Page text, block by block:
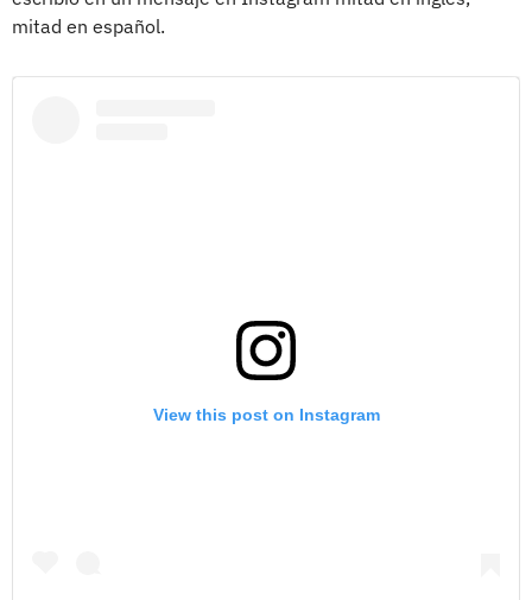
mitad en español.
View this post on Instagram